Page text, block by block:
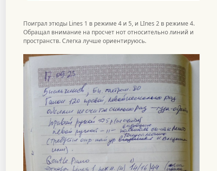
Поиграл этюды Lines 1 в режиме 4 и 5, и LInes 2 в режиме 4.
Обращал внимание на просчет нот относительно линий и
пространств. Слегка лучше ориентируюсь.